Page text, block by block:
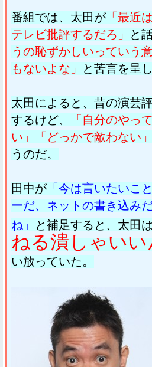
番組では、太田が 「最近
テレビ批評するだろ」
と
うの恥ずかしいっていう
もないよな」
と苦言を呈し
太田によると、昔の演芸
するけど、
「自分のやっ
い」「どっかで敵わない」
うのだ。
田中が 「今は言いたいこ
ーだ、ネットの書き込み
ね」
と補足すると、太田は
ねる潰しゃい
い放っていた。